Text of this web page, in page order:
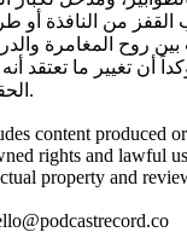
من النافذة أو
بين روح المغامرة
أن تغيير ما تعتقد
الحقيقي لتغيير حياتك.
content produced
rights and lawful
property and